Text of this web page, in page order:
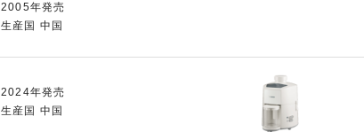
2005年発売
生産国 中国
2024年発売
生産国 中国